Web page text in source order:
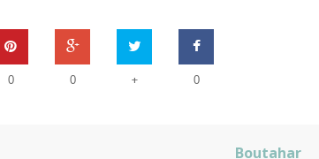
0
+
0
0
Boutahar